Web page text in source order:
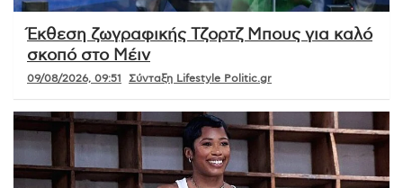
Έκθεση ζωγραφικής Τζορτζ Μπους για καλό
σκοπό στο Μέιν
09/08/2026, 09:51 Σύνταξη Lifestyle Politic.gr